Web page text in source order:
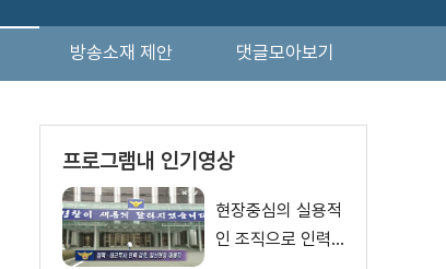
방송소재 제안 댓글모아보기
프로그램내 인기영상
현장중심의 실용적
인 조직으로 인력